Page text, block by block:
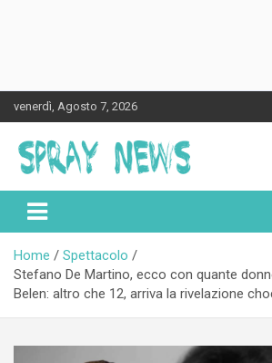
to
content
venerdì, Agosto 7, 2026
Spraynews.it
Home
Spettacolo
Stefano De Martino, ecco con quante
Belen: altro che 12, arriva la rivelazione